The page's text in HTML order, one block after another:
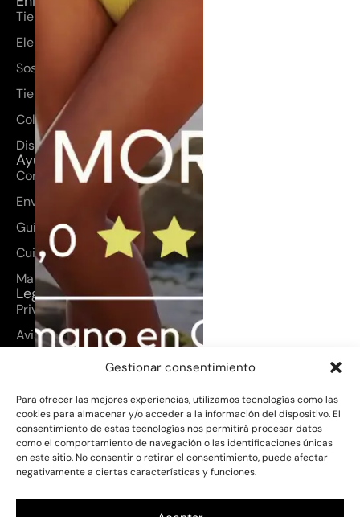
Gestionar consentimiento
Para ofrecer las mejores experiencias, utilizamos tecnologías como las
cookies para almacenar y/o acceder a la información del dispositivo. El
consentimiento de estas tecnologías nos permitirá procesar datos
como el comportamiento de navegación o las identificaciones únicas
en este sitio. No consentir o retirar el consentimiento, puede afectar
negativamente a ciertas características y funciones.
Top Jaretas Negro
160,00€
Talla
Tienda
Elena Morales
Sostenibilidad
Tienda
Colección
Diseños a medida
Ayuda
Contacto
Envíos y devoluciones
Guía de tallas
Cuidados del producto
Mapa del sitio
Legal
Privacidad
Aviso legal
PROYECTO SUBVENCIONADO
ESTA
PÁGINA WEB HA SIDO DESARROLLADA
EN EL MARCO DEL PROGRAMA GRAN
CANARIA ME GUSTA (GCMC), UNA
CANARIA – CONSEJERÍA DE INDUSTRIA,
COMERCIO Y ARTESANÍA – PARA EL